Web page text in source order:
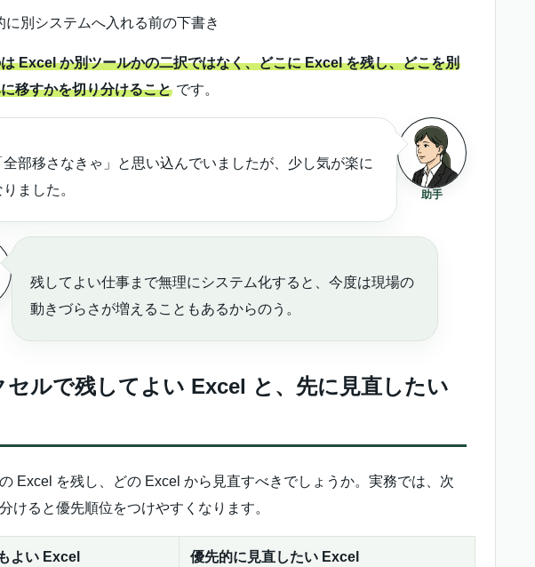
に別システムへ入れる前の下書き
Excel か別ツールかの二択ではなく、どこに Excel を残し、どこを別
移すかを切り分けること です。
助手
全部移さなきゃ」と思い込んでいましたが、少し気が楽に
りました。
残してよい仕事まで無理にシステム化すると、今度は現場の
動きづらさが増えることもあるからのう。
セルで残してよい Excel と、先に見直したい
Excel を残し、どの Excel から見直すべきでしょうか。実務では、次
けると優先順位をつけやすくなります。
よい Excel 優先的に見直したい Excel